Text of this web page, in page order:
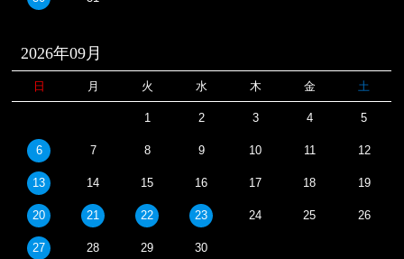
2026年09月
日 月 火 水 木 金 土
1 2 3 4 5
6 7 8 9 10 11 12
13 14 15 16 17 18 19
20 21 22 23 24 25 26
27 28 29 30